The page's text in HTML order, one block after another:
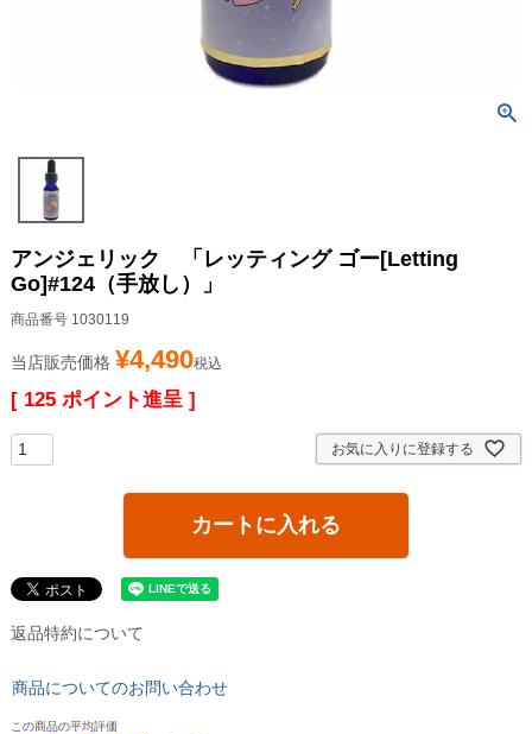
アンジェリック 「レッティング ゴー[Letting
Go]#124（手放し）」
商品番号 1030119
当店販売価格 ¥4,490税込
[ 125 ポイント進呈 ]
お気に入りに登録する
カートに入れる
返品特約について
商品についてのお問い合わせ